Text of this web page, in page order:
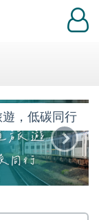
登
入
下
一
則
主